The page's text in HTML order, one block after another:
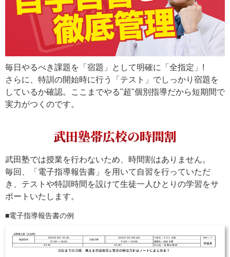
毎日やるべき課題を「宿題」として明確に「全指定」!
さらに、特訓の開始時に行う「テスト」でしっかり宿題を
しているか確認。ここまでやる"超"個別指導だから短期間で
実力がつくのです。
武田塾帯広校の時間割
武田塾では授業を行わないため、時間割はありません。
毎回、「電子指導報告書」を用いて自習を行っていただ
き、テストや特訓時間を設けて生徒一人ひとりの学習をサ
ポートいたします。
電子指導報告書の例